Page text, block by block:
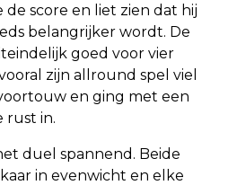
de score en liet zien dat hij
belangrijker wordt. De
goed voor vier
zijn allround spel viel
en ging met een
rust in.
duel spannend. Beide
in evenwicht en elke